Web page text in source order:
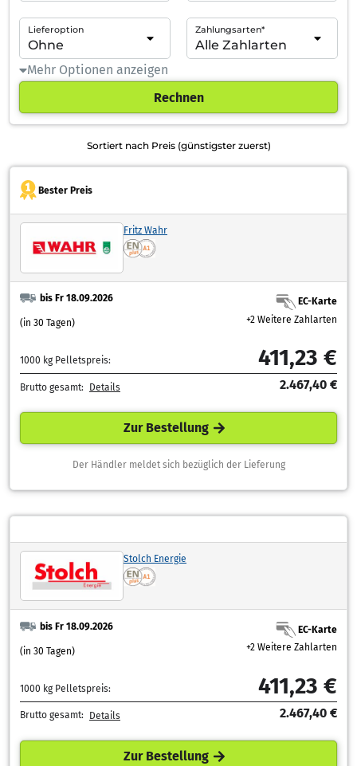
Lieferoption Zahlungsarten*
Mehr Optionen anzeigen
Rechnen
Sortiert nach Preis (günstigster zuerst)
Bester Preis
Fritz Wahr
bis Fr 18.09.2026
(in 30 Tagen)
EC-Karte
+2 Weitere Zahlarten
1000 kg Pelletspreis: 411,23 €
Brutto gesamt: Details 2.467,40 €
Zur Bestellung
Der Händler meldet sich bezüglich der Lieferung
Stolch Energie
bis Fr 18.09.2026
(in 30 Tagen)
EC-Karte
+2 Weitere Zahlarten
1000 kg Pelletspreis: 411,23 €
Brutto gesamt: Details 2.467,40 €
Zur Bestellung